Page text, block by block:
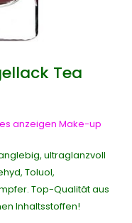
Tea
anzeigen Make-up
ultraglanzvoll
Toluol,
Top-Qualität aus
Inhaltsstoffen!